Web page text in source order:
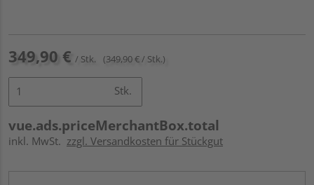
349,90 € / Stk. (349,90 € / Stk.)
Stk.
vue.ads.priceMerchantBox.total
inkl. MwSt. zzgl. Versandkosten für Stückgut